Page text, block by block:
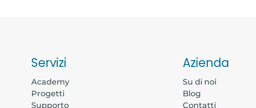
Servizi
Academy
Progetti
Supporto
Azienda
Su di noi
Blog
Contatti